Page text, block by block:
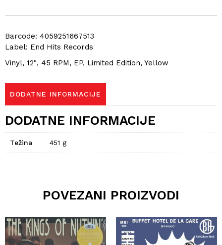
Barcode: 4059251667513
Label: End Hits Records
Vinyl, 12″, 45 RPM, EP, Limited Edition, Yellow
DODATNE INFORMACIJE
DODATNE INFORMACIJE
Težina 451 g
POVEZANI PROIZVODI